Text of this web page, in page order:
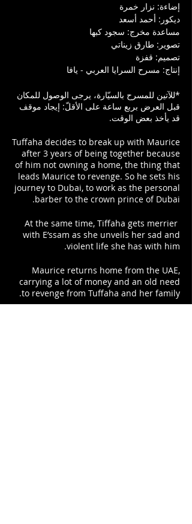
إضاءة: نزار خمرة
ديكور: أحمد أسعد
مساعدة مخرج: سجود كبها
تصوير: طارق زيناتي
تصميم: قفزة
إنتاج: مسرح السرايا العربي - يافا
*للآتين للمسرح بالسيّارة، يرجى الوصول للمكان
قبل العرض بربع ساعة على الأقلّ: إيجاد موقف
قد يأخذ بعض الوقت.
Tuffaha decides to break up with Maurice
after 3 years of being together because
of him not owning a home, the thing that
leads Maurice to revenge. So he sets his
journey to Dubai, to work as the personal
barber to the crown prince of Dubai.
‏ At the same time, Tiffaha gets merrier
with E’ssam as she unveils her sad and
violent life she has with him.
‏Maurice returns home from the UAE,
carrying a lot of money and an old need
to revenge from Tuffaha and her family.